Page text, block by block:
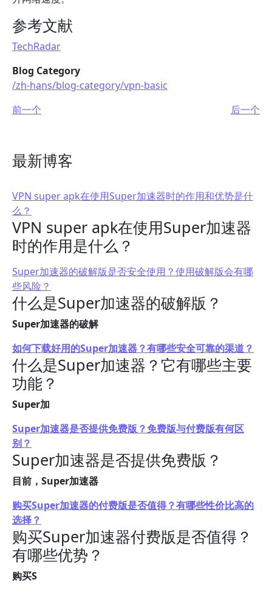
参考文献
TechRadar
Blog Category
/zh-hans/blog-category/vpn-basic
前一个
后一个
最新博客
VPN super apk在使用Super加速器时的作用和优势是什
么？
VPN super apk在使用Super加速器
时的作用是什么？
Super加速器的破解版是否安全使用？使用破解版会有哪
些风险？
什么是Super加速器的破解版？
Super加速器的破解
如何下载好用的Super加速器？有哪些安全可靠的渠道？
什么是Super加速器？它有哪些主要
功能？
Super加
Super加速器是否提供免费版？免费版与付费版有何区
别？
Super加速器是否提供免费版？
目前，Super加速器
购买Super加速器的付费版是否值得？有哪些性价比高的
选择？
购买Super加速器付费版是否值得？
有哪些优势？
购买S